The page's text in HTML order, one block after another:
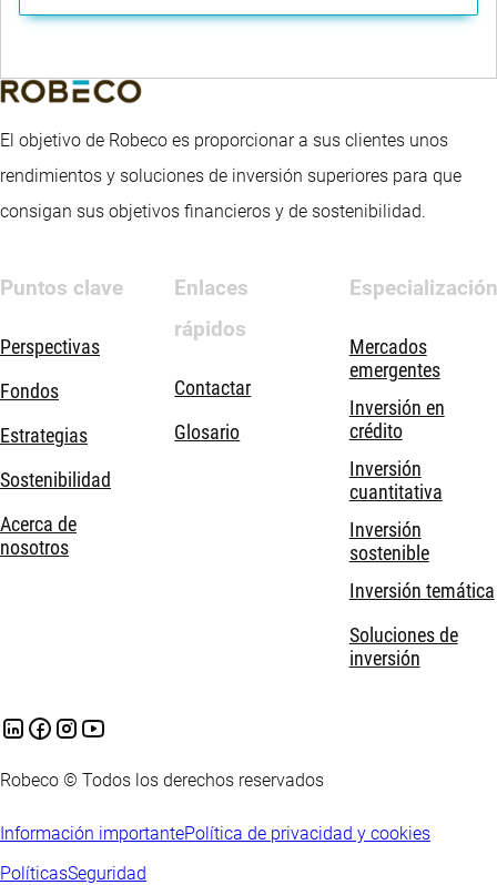
El objetivo de Robeco es proporcionar a sus clientes unos
rendimientos y soluciones de inversión superiores para que
consigan sus objetivos financieros y de sostenibilidad.
Puntos clave
Perspectivas
Fondos
Estrategias
Sostenibilidad
Acerca de
nosotros
Enlaces
rápidos
Contactar
Glosario
Especialización
Mercados
emergentes
Inversión en
crédito
Inversión
cuantitativa
Inversión
sostenible
Inversión temática
Soluciones de
inversión
Robeco © Todos los derechos reservados
Información importantePolítica de privacidad y cookies
PolíticasSeguridad